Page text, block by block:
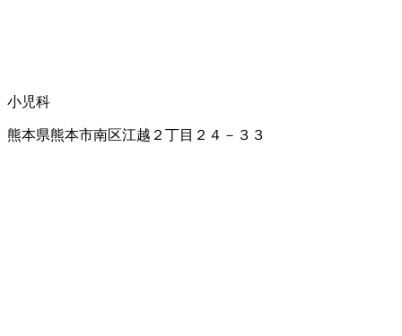
小児科
熊本県熊本市南区江越２丁目２４－３３